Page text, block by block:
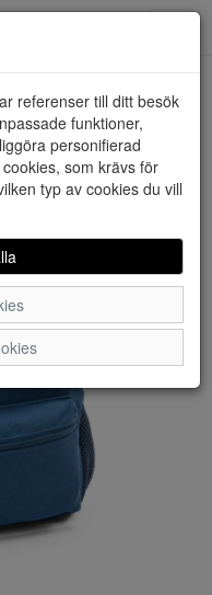
referenser till ditt besök
funktioner,
personifierad
som krävs för
typ av cookies du vill